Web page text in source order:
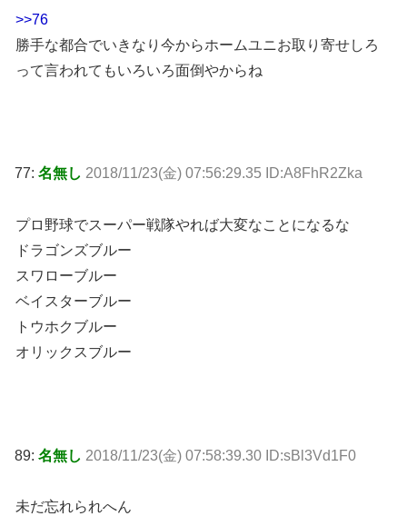
>>76
勝手な都合でいきなり今からホームユニお取り寄せしろ
って言われてもいろいろ面倒やからね
77: 名無し 2018/11/23(金) 07:56:29.35 ID:A8FhR2Zka
プロ野球でスーパー戦隊やれば大変なことになるな
ドラゴンズブルー
スワローブルー
ベイスターブルー
トウホクブルー
オリックスブルー
89: 名無し 2018/11/23(金) 07:58:39.30 ID:sBl3Vd1F0
未だ忘れられへん